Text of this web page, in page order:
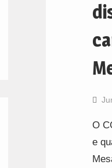
O
e